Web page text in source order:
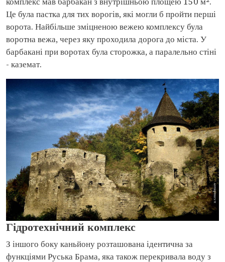
Це була пастка для тих ворогів, які могли б пройти перші
ворота. Найбільше зміцненою вежею комплексу була
воротна вежа, через яку проходила дорога до міста. У
барбакані при воротах була сторожка, а паралельно стіні
- каземат.
Гідротехнічний комплекс
З іншого боку каньйону розташована ідентична за
функціями Руська Брама, яка також перекривала воду з